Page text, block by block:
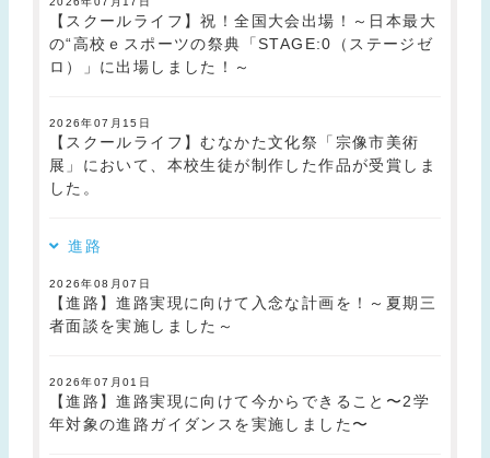
【スクールライフ】祝！全国大会出場！～日本最大
の“高校ｅスポーツの祭典「STAGE:0（ステージゼ
ロ）」に出場しました！～
2026年07月15日
【スクールライフ】むなかた文化祭「宗像市美術
展」において、本校生徒が制作した作品が受賞しま
した。
進路
2026年08月07日
【進路】進路実現に向けて入念な計画を！～夏期三
者面談を実施しました～
2026年07月01日
【進路】進路実現に向けて今からできること〜2学
年対象の進路ガイダンスを実施しました〜